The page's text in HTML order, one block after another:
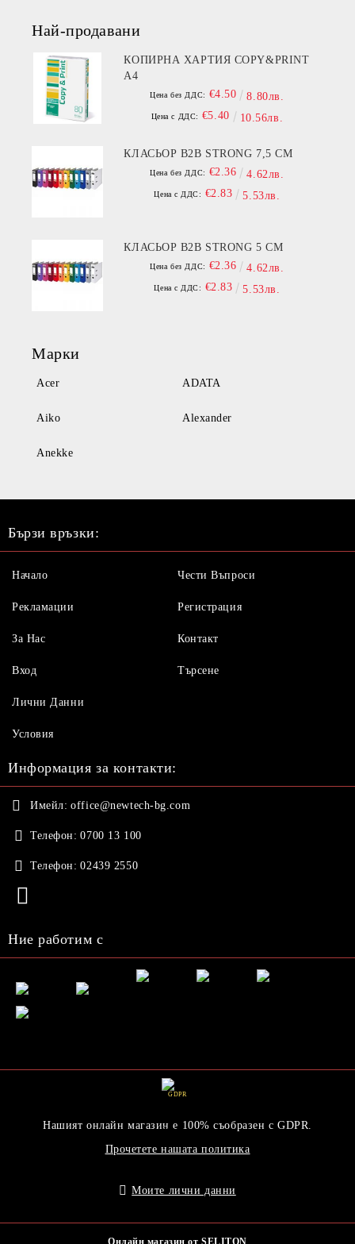
Най-продавани
КОПИРНА ХАРТИЯ COPY&PRINT
A4
Цена без ДДС: €4.50 8.80лв.
Цена с ДДС: €5.40 10.56лв.
КЛАСЬОР B2B STRONG 7,5 СМ
Цена без ДДС: €2.36 4.62лв.
Цена с ДДС: €2.83 5.53лв.
КЛАСЬОР B2B STRONG 5 СМ
Цена без ДДС: €2.36 4.62лв.
Цена с ДДС: €2.83 5.53лв.
Марки
Acer ADATA
Aiko Alexander
Anekke
Бързи връзки:
Начало
Рекламации
За Нас
Вход
Чести Въпроси
Регистрация
Контакт
Търсене
Лични Данни
Условия
Информация за контакти:
Имейл: office@newtech-bg.com
Телефон: 0700 13 100
Телефон: 02439 2550
Ние работим с
GDPR
Нашият онлайн магазин е 100% съобразен с GDPR.
Прочетете нашата политика
Моите лични данни
Онлайн магазин от SELITON